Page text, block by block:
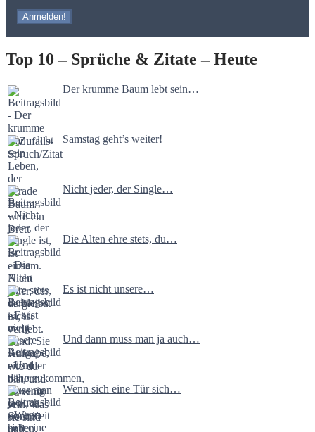
Top 10 – Sprüche & Zitate – Heute
Der krumme Baum lebt sein…
Samstag geht’s weiter!
Nicht jeder, der Single…
Die Alten ehre stets, du…
Es ist nicht unsere…
Und dann muss man ja auch…
Wenn sich eine Tür sich…